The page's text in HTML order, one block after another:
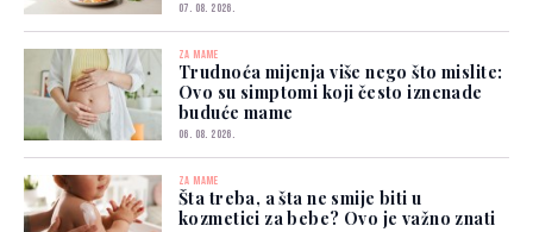
07. 08. 2026.
ZA MAME
Trudnoća mijenja više nego što mislite:
Ovo su simptomi koji često iznenade
buduće mame
06. 08. 2026.
ZA MAME
Šta treba, a šta ne smije biti u
kozmetici za bebe? Ovo je važno znati